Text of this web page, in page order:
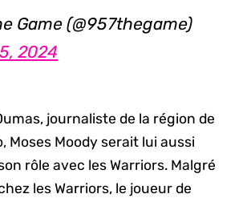
Game (@957thegame)
2024
journaliste de la région de
Moses Moody serait lui aussi
rôle avec les Warriors. Malgré
les Warriors, le joueur de